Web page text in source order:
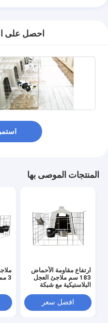
احصل على
استمر
المنتجات الموصى بها
ارتفاع مقاومة الأحماض
183 سم ملاجئ العجل
البلاستيكية مع شبكة
افضل سعر
3 مم من البولي إيثيلين